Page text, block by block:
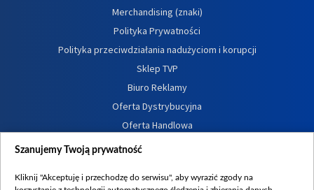
Merchandising (znaki)
Polityka Prywatności
Polityka przeciwdziałania nadużyciom i korupcji
Sklep TVP
Biuro Reklamy
Oferta Dystrybucyjna
Oferta Handlowa
Dostępność
Procedura zgłoszeń wewnętrznych
Szanujemy Twoją prywatność
Kliknij "Akceptuję i przechodzę do serwisu", aby wyrazić zgody na